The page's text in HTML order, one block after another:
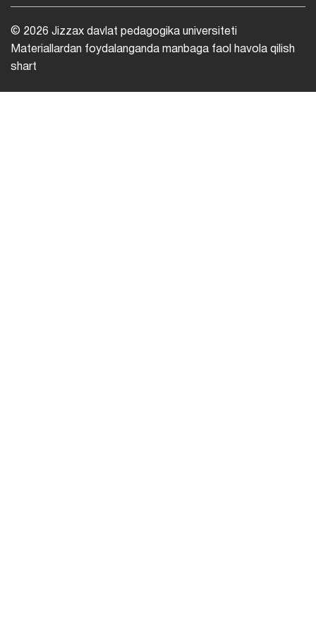
© 2026 Jizzax davlat pedagogika universiteti
Materiallardan foydalanganda manbaga faol havola qilish
shart